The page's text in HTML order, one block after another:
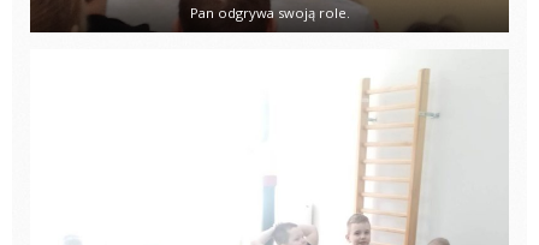
Pan odgrywa swoją role.